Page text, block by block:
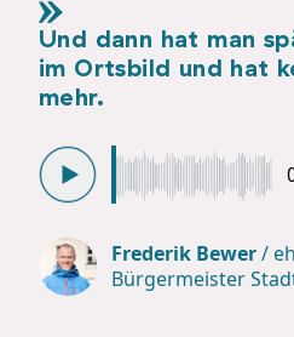
Und dann hat man
im Ortsbild und hat
mehr.
Frederik Bewer/
Bürgermeister